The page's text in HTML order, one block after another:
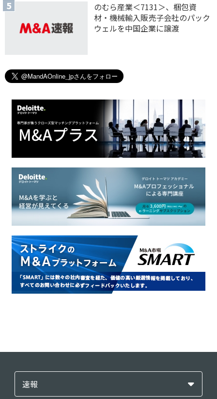
のむら産業＜7131＞、梱包資
材・機械輸入販売子会社のパック
ウェルを中国企業に譲渡
速報